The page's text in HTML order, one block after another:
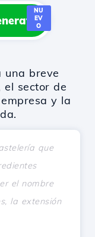
NU
EV
O
breve
el sector de
y la